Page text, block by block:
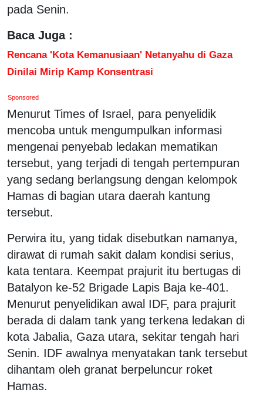
pada Senin.
Baca Juga :
Rencana 'Kota Kemanusiaan' Netanyahu di Gaza
Dinilai Mirip Kamp Konsentrasi
Sponsored
Menurut Times of Israel, para penyelidik
mencoba untuk mengumpulkan informasi
mengenai penyebab ledakan mematikan
tersebut, yang terjadi di tengah pertempuran
yang sedang berlangsung dengan kelompok
Hamas di bagian utara daerah kantung
tersebut.
Perwira itu, yang tidak disebutkan namanya,
dirawat di rumah sakit dalam kondisi serius,
kata tentara. Keempat prajurit itu bertugas di
Batalyon ke-52 Brigade Lapis Baja ke-401.
Menurut penyelidikan awal IDF, para prajurit
berada di dalam tank yang terkena ledakan di
kota Jabalia, Gaza utara, sekitar tengah hari
Senin. IDF awalnya menyatakan tank tersebut
dihantam oleh granat berpeluncur roket
Hamas.